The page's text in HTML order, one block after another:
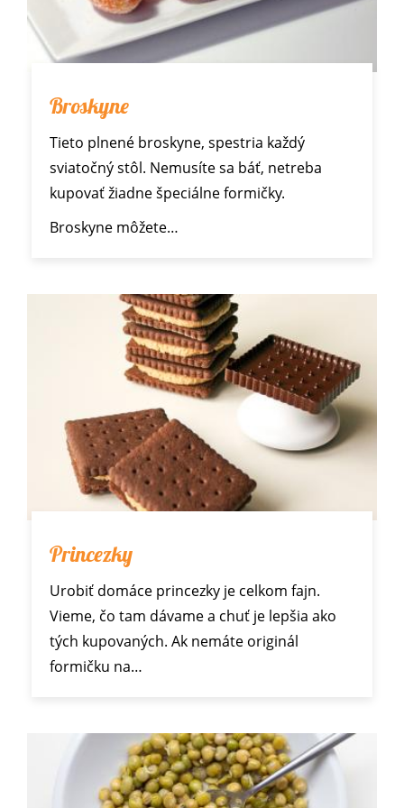
Broskyne
Tieto plnené broskyne, spestria každý
sviatočný stôl. Nemusíte sa báť, netreba
kupovať žiadne špeciálne formičky.
Broskyne môžete…
Princezky
Urobiť domáce princezky je celkom fajn.
Vieme, čo tam dávame a chuť je lepšia ako
tých kupovaných. Ak nemáte originál
formičku na…